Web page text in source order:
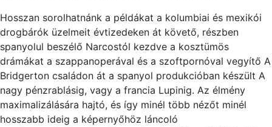
Hosszan sorolhatnánk a példákat a kolumbiai és mexikói
drogbárók üzelmeit évtizedeken át követő, részben
spanyolul beszélő Narcostól kezdve a kosztümös
drámákat a szappanoperával és a szoftpornóval vegyítő A
Bridgerton családon át a spanyol produkcióban készült A
nagy pénzrablásig, vagy a francia Lupinig. Az élmény
maximalizálására hajtó, és így minél több nézőt minél
hosszabb ideig a képernyőhöz láncoló